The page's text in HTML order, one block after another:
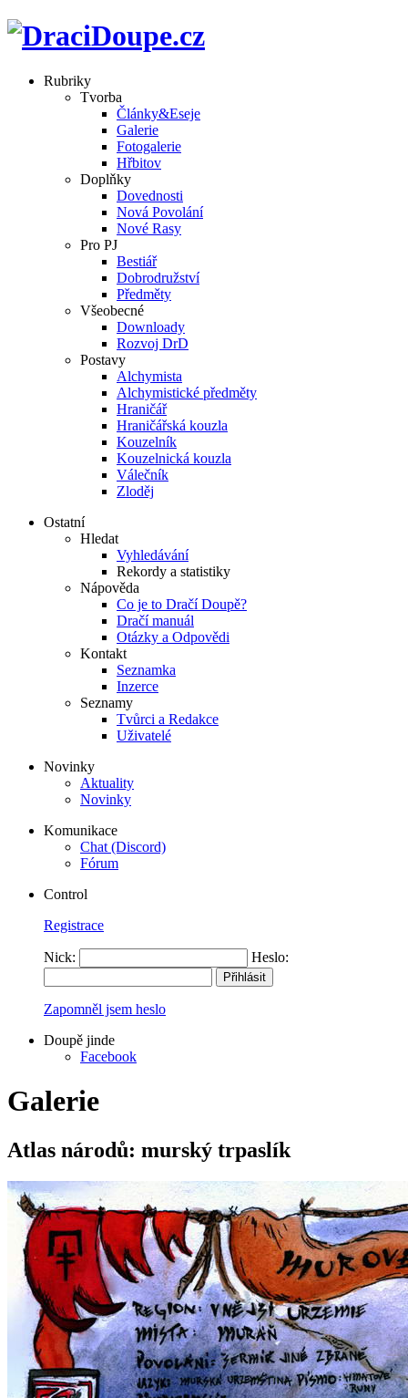
Rubriky
Tvorba
Články&Eseje
Galerie
Fotogalerie
Hřbitov
Doplňky
Dovednosti
Nová Povolání
Nové Rasy
Pro PJ
Bestiář
Dobrodružství
Předměty
Všeobecné
Downloady
Rozvoj DrD
Postavy
Alchymista
Alchymistické předměty
Hraničář
Hraničářská kouzla
Kouzelník
Kouzelnická kouzla
Válečník
Zloděj
Ostatní
Hledat
Vyhledávání
Rekordy a statistiky
Nápověda
Co je to Dračí Doupě?
Dračí manuál
Otázky a Odpovědi
Kontakt
Seznamka
Inzerce
Seznamy
Tvůrci a Redakce
Uživatelé
Novinky
Aktuality
Novinky
Komunikace
Chat (Discord)
Fórum
Control
Registrace
Nick: Heslo:
Zapomněl jsem heslo
Doupě jinde
Facebook
Galerie
Atlas národů: murský trpaslík